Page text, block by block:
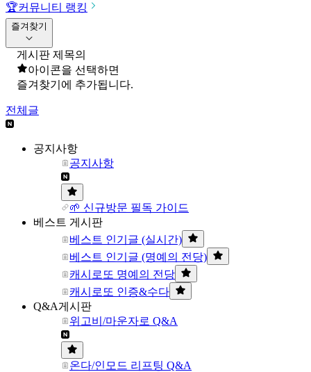
🏆커뮤니티 랭킹
즐겨찾기
게시판 제목의
아이콘을 선택하면
즐겨찾기에 추가됩니다.
전체글
공지사항
공지사항
🌱 신규방문 필독 가이드
베스트 게시판
베스트 인기글 (실시간)
베스트 인기글 (명예의 전당)
캐시로또 명예의 전당
캐시로또 인증&수다
Q&A게시판
위고비/마운자로 Q&A
온다/인모드 리프팅 Q&A